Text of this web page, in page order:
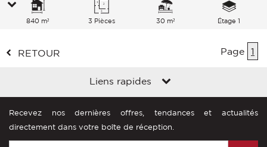
840 m² 3 Pièces 30 m² Étage 1
RETOUR Page 1
Liens rapides
Recevez nos dernières offres, tendances et actualités
directement dans votre boîte de réception.